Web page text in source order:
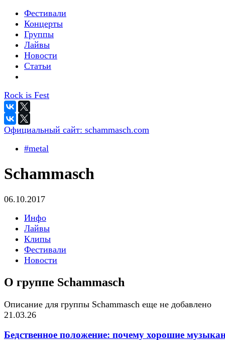
Фестивали
Концерты
Группы
Лайвы
Новости
Статьи
Rock is Fest
Официальный сайт: schammasch.com
#metal
Schammasch
06.10.2017
Инфо
Лайвы
Клипы
Фестивали
Новости
О группе Schammasch
Описание для группы Schammasch еще не добавлено
21.03.26
Бедственное положение: почему хорошие